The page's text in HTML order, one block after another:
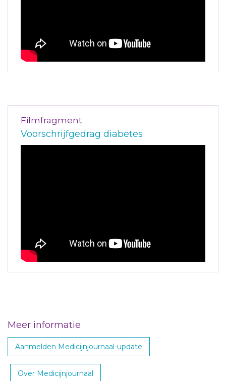
Filmfragment
Voorschrijfgedrag diabetes
Meer informatie
Aanmelden Medicijnjournaal-update
Over Medicijnjournaal